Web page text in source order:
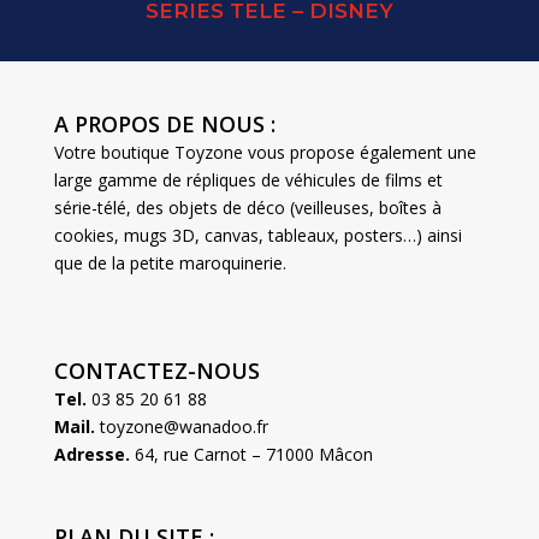
SERIES TELE – DISNEY
A PROPOS DE NOUS :
Votre boutique Toyzone vous propose également une
large gamme de répliques de véhicules de films et
série-télé, des objets de déco (veilleuses, boîtes à
cookies, mugs 3D, canvas, tableaux, posters…) ainsi
que de la petite maroquinerie.
CONTACTEZ-NOUS
Tel. 03 85 20 61 88
Mail. toyzone@wanadoo.fr
Adresse. 64, rue Carnot – 71000 Mâcon